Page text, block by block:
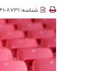
شناسه: 4108731